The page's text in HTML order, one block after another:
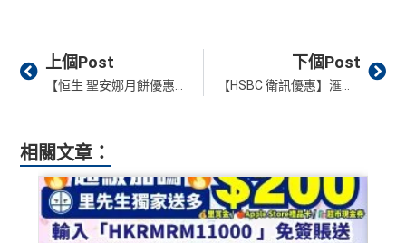
Prev
上個Post
【恒生 聖安娜月餅優惠】加$1 +FUN Dollar換購多一盒冰皮月餅！精選聖安娜餅屋月餅以優惠價加$20 +FUN Dollar換購！
下個Post
【HSBC 衛訊優惠】滙豐信用卡於衛訊Wilson簽賬賺高達$400獎賞錢回贈 或 7,000里數！指定貨品低至5折！
相關文章：